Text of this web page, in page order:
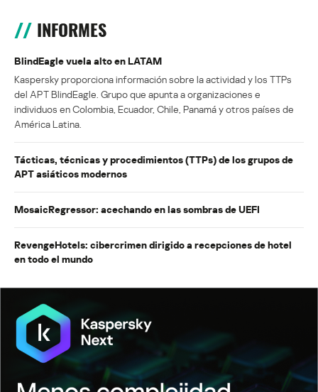
INFORMES
BlindEagle vuela alto en LATAM
Kaspersky proporciona información sobre la actividad y los TTPs
del APT BlindEagle. Grupo que apunta a organizaciones e
individuos en Colombia, Ecuador, Chile, Panamá y otros países de
América Latina.
Tácticas, técnicas y procedimientos (TTPs) de los grupos de
APT asiáticos modernos
MosaicRegressor: acechando en las sombras de UEFI
RevengeHotels: cibercrimen dirigido a recepciones de hotel
en todo el mundo